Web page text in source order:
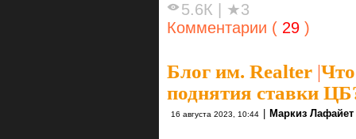
5.6К
★3
Комментарии ( 29 )
Блог им. Realter |
поднятия ставки
16 августа 2023, 10:44 Маркиз Лафайет